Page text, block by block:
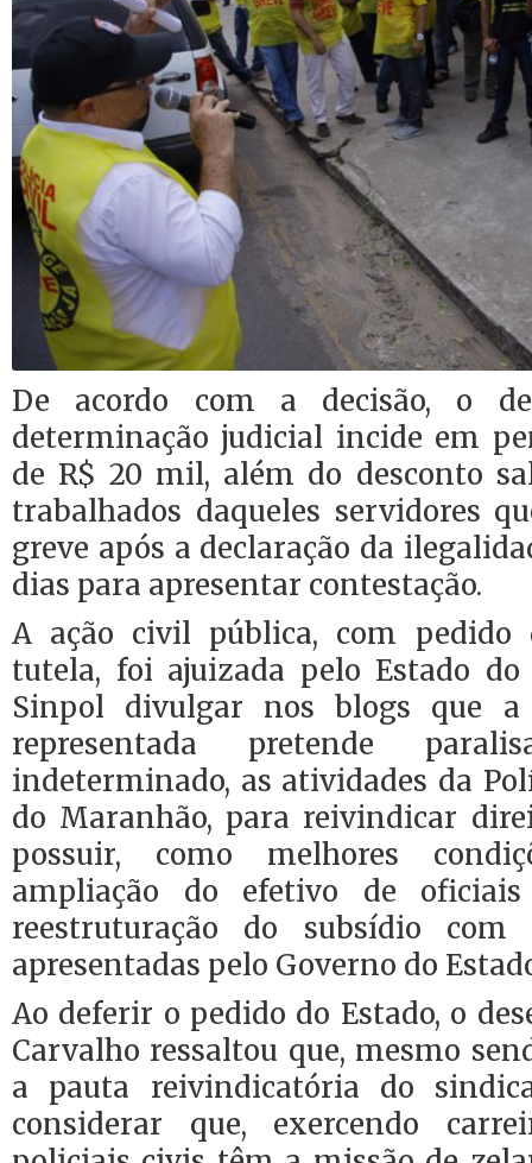
De acordo com a decisão, o
determinação judicial incide em
de R$ 20 mil, além do desconto
trabalhados daqueles servidores
greve após a declaração da
dias para apresentar contestação.
A ação civil pública, com pedido
tutela, foi ajuizada pelo Estado
Sinpol divulgar nos blogs que
representada pretende
indeterminado, as atividades da
do Maranhão, para reivindicar
possuir, como melhores
ampliação do efetivo de
reestruturação do subsídio com
apresentadas pelo Governo do
Ao deferir o pedido do Estado, o
Carvalho ressaltou que, mesmo
a pauta reivindicatória do
considerar que, exercendo